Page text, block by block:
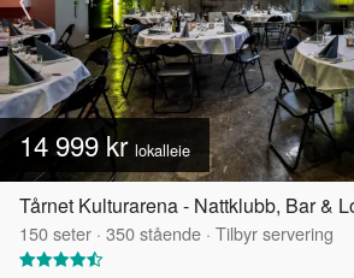
14 999 kr lokalleie
Tårnet Kulturarena - Nattklubb, Bar &
150seter · 350stående · Tilbyr servering